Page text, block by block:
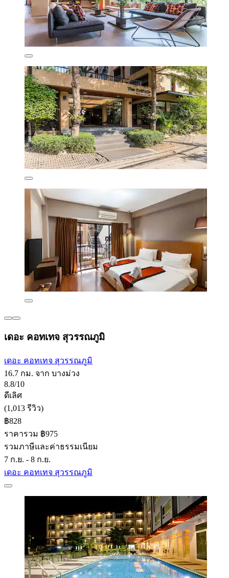
เดอะ คอทเทจ สุวรรณภูมิ
เดอะ คอทเทจ สุวรรณภูมิ
16.7 กม. จาก บางม่วง
8.8/10
ดีเลิศ
(1,013 รีวิว)
฿828
ราคารวม ฿975
รวมภาษีและค่าธรรมเนียม
7 ก.ย. - 8 ก.ย.
เดอะ คอทเทจ สุวรรณภูมิ